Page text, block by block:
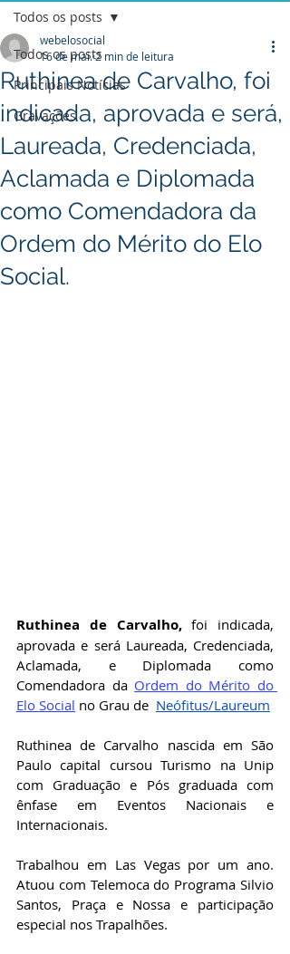
Todos os posts
Principais Notícias
Gravações
Todos os posts
Ruthinea de Carvalho, foi
indicada, aprovada e será,
Laureada, Credenciada,
Aclamada e Diplomada
como Comendadora da
Ordem do Mérito do Elo
Social.
webelosocial
16 de mai.2 min de leitura
Ruthinea de Carvalho, foi indicada,
aprovada e será Laureada, Credenciada,
Aclamada, e Diplomada como
Comendadora da Ordem do Mérito do
Elo Social no Grau de Neófitus/Laureum
Ruthinea de Carvalho nascida em São
Paulo capital cursou Turismo na Unip
com Graduação e Pós graduada com
ênfase em Eventos Nacionais e
Internacionais.
Trabalhou em Las Vegas por um ano.
Atuou com Telemoca do Programa Silvio
Santos, Praça e Nossa e participação
especial nos Trapalhões.